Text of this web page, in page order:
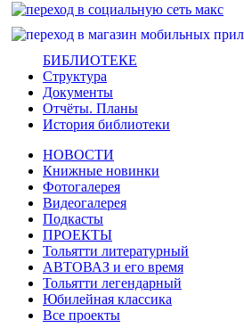
БИБЛИОТЕКЕ
Структура
Документы
Отчёты. Планы
История библиотеки
НОВОСТИ
Книжные новинки
Фотогалерея
Видеогалерея
Подкасты
ПРОЕКТЫ
Тольятти литературный
АВТОВАЗ и его время
Тольятти легендарный
Юбилейная классика
Все проекты